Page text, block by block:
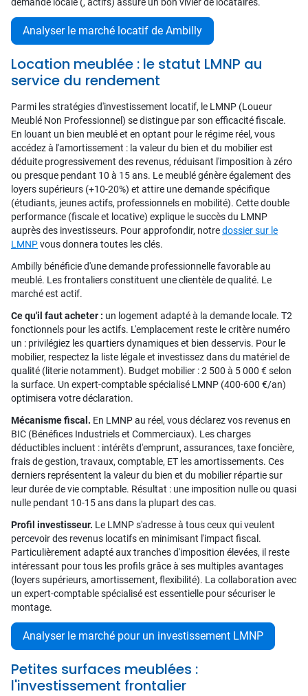
Analyser le marché locatif de Ambilly
Location meublée : le statut LMNP au
service du rendement
Parmi les stratégies d'investissement locatif, le LMNP (Loueur
Meublé Non Professionnel) se distingue par son efficacité fiscale.
En louant un bien meublé et en optant pour le régime réel, vous
accédez à l'amortissement : la valeur du bien et du mobilier est
déduite progressivement des revenus, réduisant l'imposition à zéro
ou presque pendant 10 à 15 ans. Le meublé génère également des
loyers supérieurs (+10-20%) et attire une demande spécifique
(étudiants, jeunes actifs, professionnels en mobilité). Cette double
performance (fiscale et locative) explique le succès du LMNP
auprès des investisseurs. Pour approfondir, notredossier sur le
LMNPvous donnera toutes les clés.
Ambilly bénéficie d'une demande professionnelle favorable au
meublé. Les frontaliers constituent une clientèle de qualité. Le
marché est actif.
Ce qu'il faut acheter : un logement adapté à la demande locale. T2
fonctionnels pour les actifs. L'emplacement reste le critère numéro
un : privilégiez les quartiers dynamiques et bien desservis. Pour le
mobilier, respectez la liste légale et investissez dans du matériel de
qualité (literie notamment). Budget mobilier : 2 500 à 5 000 € selon
la surface. Un expert-comptable spécialisé LMNP (400-600 €/an)
optimisera votre déclaration.
Mécanisme fiscal. En LMNP au réel, vous déclarez vos revenus en
BIC (Bénéfices Industriels et Commerciaux). Les charges
déductibles incluent : intérêts d'emprunt, assurances, taxe foncière,
frais de gestion, travaux, comptable, ET les amortissements. Ces
derniers représentent la valeur du bien et du mobilier répartie sur
leur durée de vie comptable. Résultat : une imposition nulle ou quasi
nulle pendant 10-15 ans dans la plupart des cas.
Profil investisseur. Le LMNP s'adresse à tous ceux qui veulent
percevoir des revenus locatifs en minimisant l'impact fiscal.
Particulièrement adapté aux tranches d'imposition élevées, il reste
intéressant pour tous les profils grâce à ses multiples avantages
(loyers supérieurs, amortissement, flexibilité). La collaboration avec
un expert-comptable spécialisé est essentielle pour sécuriser le
montage.
Analyser le marché pour un investissement LMNP
Petites surfaces meublées :
l'investissement frontalier